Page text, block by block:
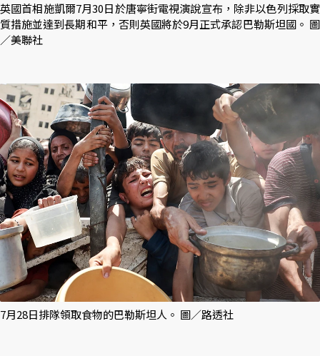
英國首相施凱爾7月30日於唐寧街電視演說宣布，除非以色列採取實
質措施並達到長期和平，否則英國將於9月正式承認巴勒斯坦國。 圖
／美聯社
7月28日排隊領取食物的巴勒斯坦人。 圖／路透社